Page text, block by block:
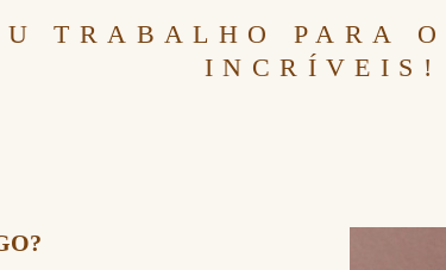
TRABALHO PARA
INCRÍVEIS!